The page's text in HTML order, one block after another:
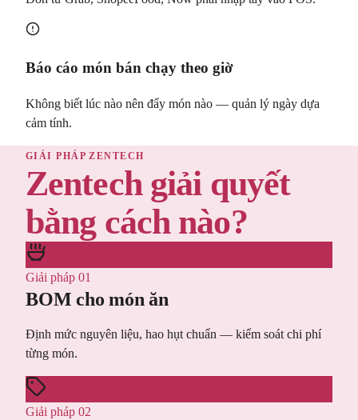
Báo cáo món bán chạy theo giờ
Không biết lúc nào nên đẩy món nào — quản lý ngày dựa
cảm tính.
GIẢI PHÁP ZENTECH
Zentech giải quyết
bằng cách nào?
Giải pháp 01
BOM cho món ăn
Định mức nguyên liệu, hao hụt chuẩn — kiểm soát chi phí
từng món.
Giải pháp 02